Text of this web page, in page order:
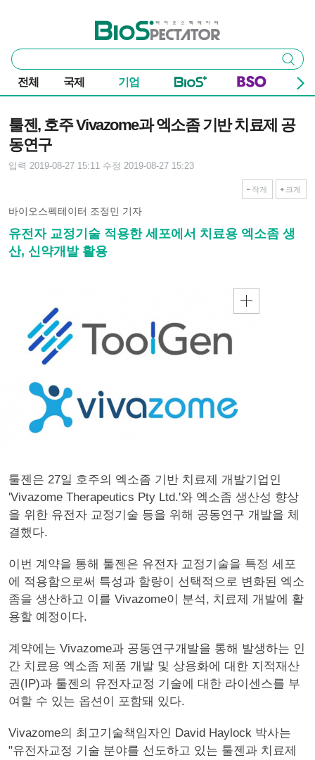
바이오스펙테이터
통
합
검
색
검색
전체 국제 기업
툴젠, 호주 Vivazome과 엑소좀 기반 치료제 공
동연구
입력 2019-08-27 15:11 수정 2019-08-27 15:23
작게 크게
바이오스펙테이터 조정민 기자
유전자 교정기술 적용한 세포에서 치료용 엑소좀 생
산, 신약개발 활용
툴젠은 27일 호주의 엑소좀 기반 치료제 개발기업인
'Vivazome Therapeutics Pty Ltd.'와 엑소좀 생산성 향상
을 위한 유전자 교정기술 등을 위해 공동연구 개발을 체
결했다.
이번 계약을 통해 툴젠은 유전자 교정기술을 특정 세포
에 적용함으로써 특성과 함량이 선택적으로 변화된 엑소
좀을 생산하고 이를 Vivazome이 분석, 치료제 개발에 활
용할 예정이다.
계약에는 Vivazome과 공동연구개발을 통해 발생하는 인
간 치료용 엑소좀 제품 개발 및 상용화에 대한 지적재산
권(IP)과 툴젠의 유전자교정 기술에 대한 라이센스를 부
여할 수 있는 옵션이 포함돼 있다.
Vivazome의 최고기술책임자인 David Haylock 박사는
"유전자교정 기술 분야를 선도하고 있는 툴젠과 치료제